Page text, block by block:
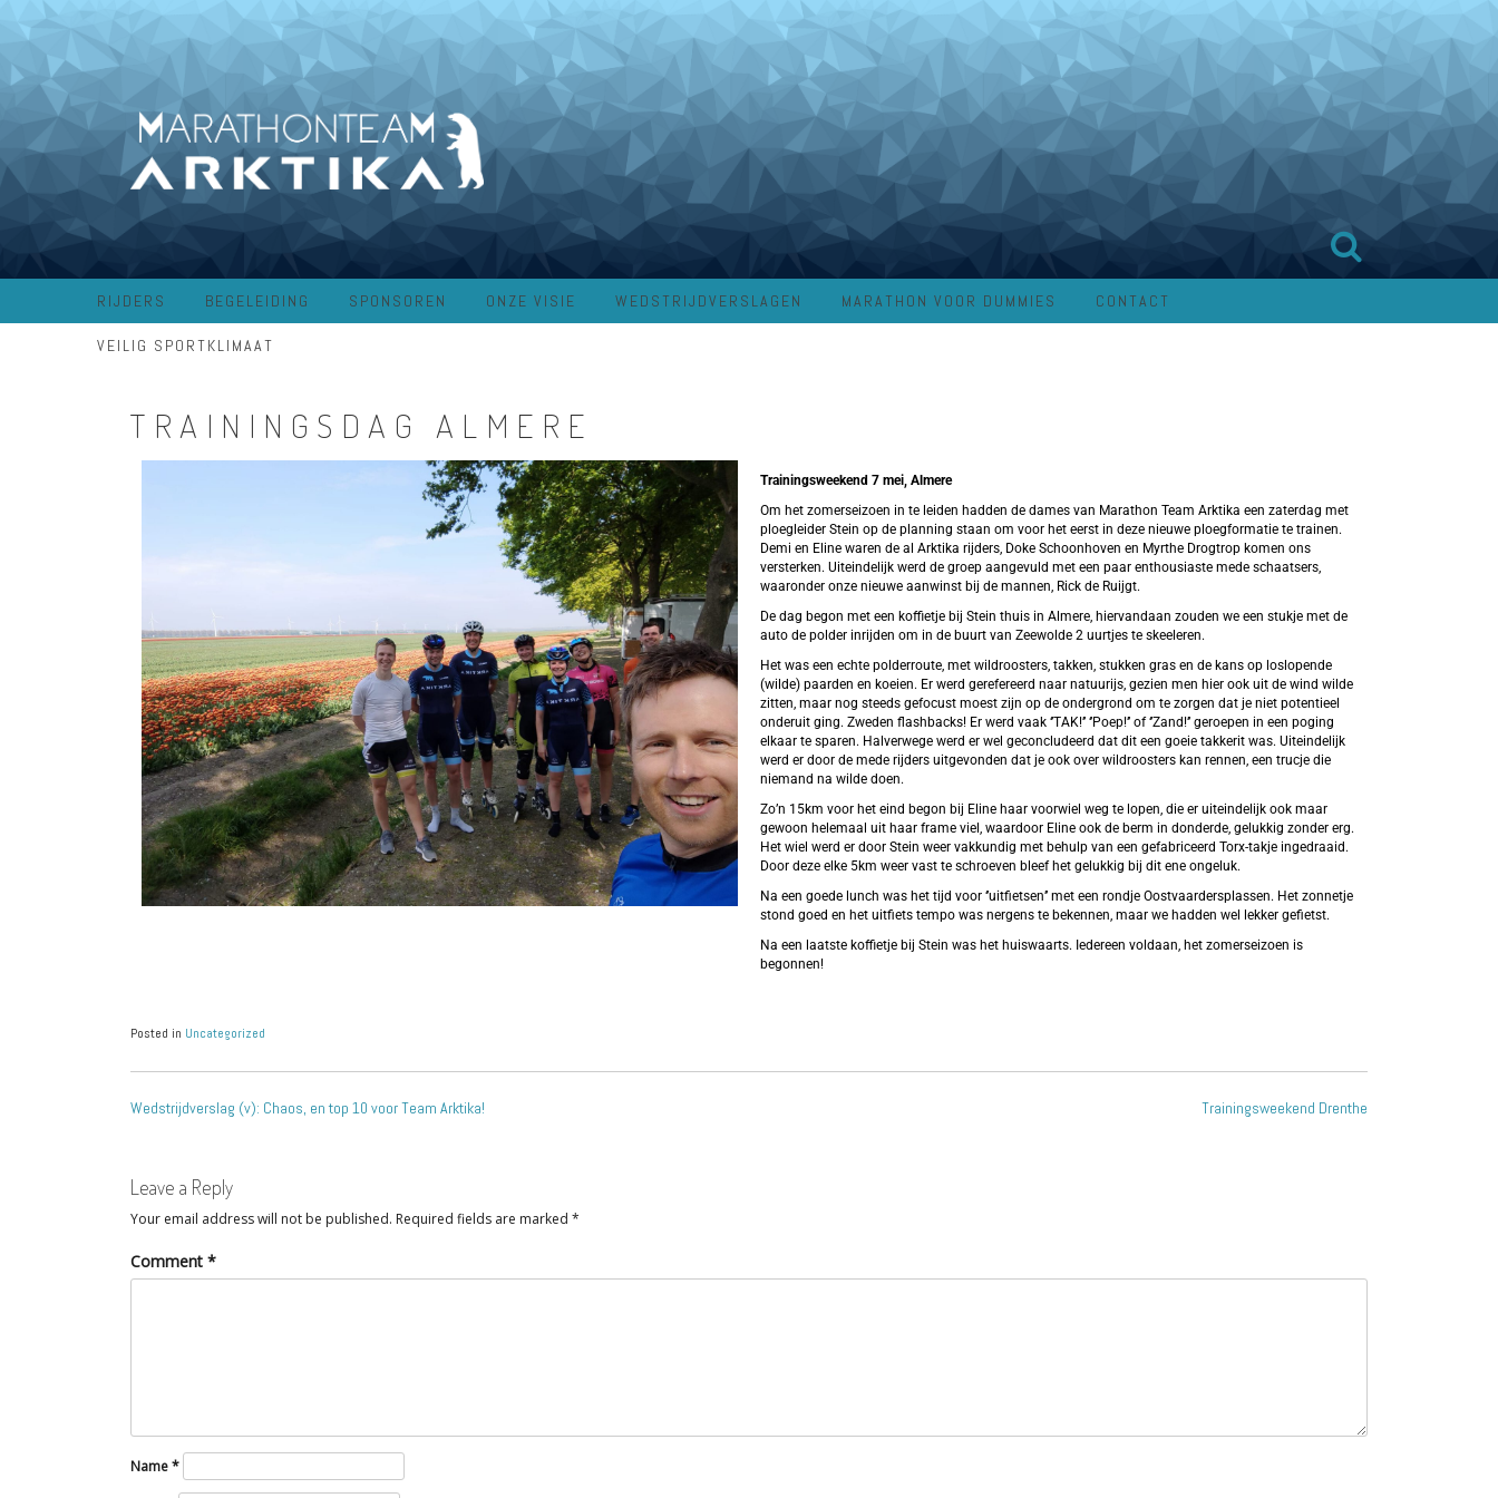
RIJDERS BEGELEIDING SPONSOREN ONZE VISIE WEDSTRIJDVERSLAGEN MARATHON VOOR DUMMIES CONTACT
VEILIG SPORTKLIMAAT
TRAININGSDAG ALMERE
Trainingsweekend 7 mei, Almere
Om het zomerseizoen in te leiden hadden de dames van Marathon Team Arktika een zaterdag met
ploegleider Stein op de planning staan om voor het eerst in deze nieuwe ploegformatie te trainen.
Demi en Eline waren de al Arktika rijders, Doke Schoonhoven en Myrthe Drogtrop komen ons
versterken. Uiteindelijk werd de groep aangevuld met een paar enthousiaste mede schaatsers,
waaronder onze nieuwe aanwinst bij de mannen, Rick de Ruijgt.
De dag begon met een koffietje bij Stein thuis in Almere, hiervandaan zouden we een stukje met de
auto de polder inrijden om in de buurt van Zeewolde 2 uurtjes te skeeleren.
Het was een echte polderroute, met wildroosters, takken, stukken gras en de kans op loslopende
(wilde) paarden en koeien. Er werd gerefereerd naar natuurijs, gezien men hier ook uit de wind wilde
zitten, maar nog steeds gefocust moest zijn op de ondergrond om te zorgen dat je niet potentieel
onderuit ging. Zweden flashbacks! Er werd vaak ‘’TAK!’’ ‘’Poep!’’ of ‘’Zand!’’ geroepen in een poging
elkaar te sparen. Halverwege werd er wel geconcludeerd dat dit een goeie takkerit was. Uiteindelijk
werd er door de mede rijders uitgevonden dat je ook over wildroosters kan rennen, een trucje die
niemand na wilde doen.
Zo’n 15km voor het eind begon bij Eline haar voorwiel weg te lopen, die er uiteindelijk ook maar
gewoon helemaal uit haar frame viel, waardoor Eline ook de berm in donderde, gelukkig zonder erg.
Het wiel werd er door Stein weer vakkundig met behulp van een gefabriceerd Torx-takje ingedraaid.
Door deze elke 5km weer vast te schroeven bleef het gelukkig bij dit ene ongeluk.
Na een goede lunch was het tijd voor ‘’uitfietsen’’ met een rondje Oostvaardersplassen. Het zonnetje
stond goed en het uitfiets tempo was nergens te bekennen, maar we hadden wel lekker gefietst.
Na een laatste koffietje bij Stein was het huiswaarts. Iedereen voldaan, het zomerseizoen is
begonnen!
Posted in Uncategorized
Wedstrijdverslag (v): Chaos, en top 10 voor Team Arktika! Trainingsweekend Drenthe
Leave a Reply
Your email address will not be published. Required fields are marked *
Comment *
Name*